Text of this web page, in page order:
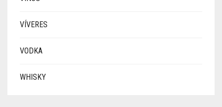
VÍVERES
VODKA
WHISKY